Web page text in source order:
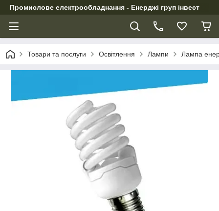
Промислове електрообладнання - Енерджі груп інвест
Товари та послуги Освітлення Лампи Лампа